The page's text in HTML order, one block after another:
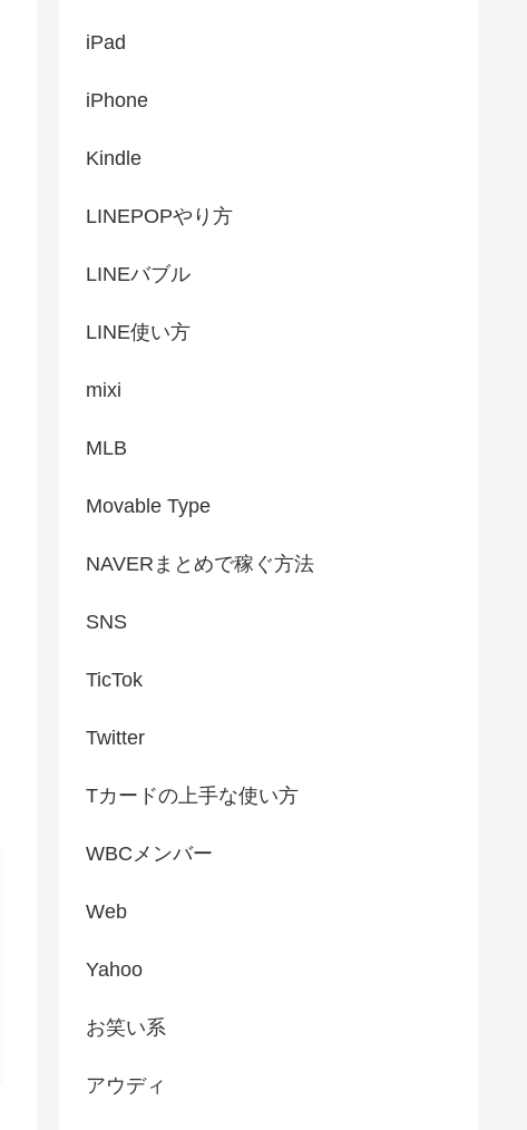
iPad
iPhone
Kindle
LINEPOPやり方
LINEバブル
LINE使い方
mixi
MLB
Movable Type
NAVERまとめで稼ぐ方法
SNS
TicTok
Twitter
Tカードの上手な使い方
WBCメンバー
Web
Yahoo
お笑い系
アウディ